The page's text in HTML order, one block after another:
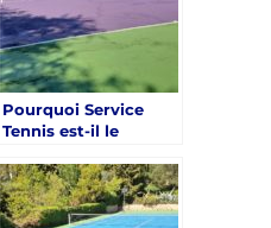
Pourquoi Service
Tennis est-il le
la construction de
courts de tennis sur
mesure à Mougins ?